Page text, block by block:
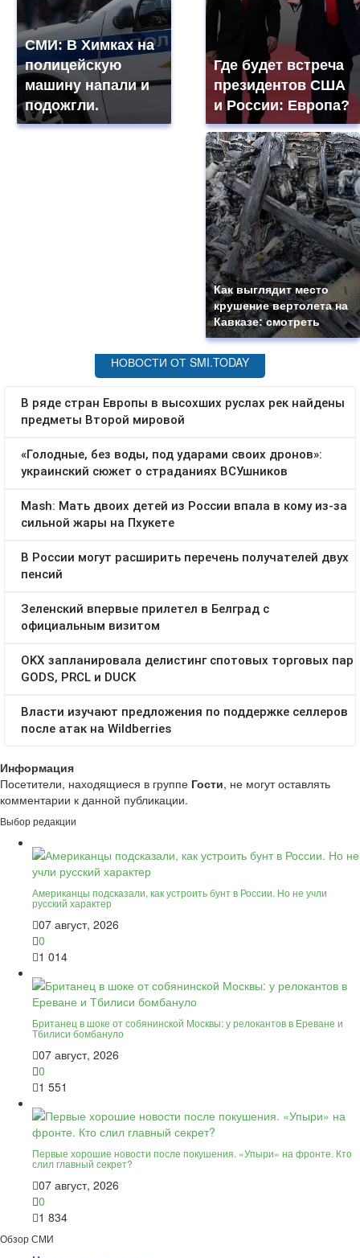
СМИ: В Химках на
полицейскую
машину напали и
подожгли.
Где будет встреча
президентов США
и России: Европа?
Как выглядит место
крушение вертолета на
Кавказе: смотреть
Информация
Посетители, находящиеся в группе Гости, не могут оставлять
комментарии к данной публикации.
Выбор редакции
Американцы подсказали, как устроить бунт в России. Но не учли
русский характер
07 август, 2026
0
1 014
Британец в шоке от собянинской Москвы: у релокантов в Ереване и
Тбилиси бомбануло
07 август, 2026
0
1 551
Первые хорошие новости после покушения. «Упыри» на фронте. Кто
слил главный секрет?
07 август, 2026
0
1 834
Обзор СМИ